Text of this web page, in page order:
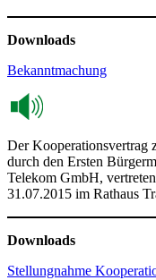
Downloads
Bekanntmachung
Der Kooperationsvertrag
durch den Ersten
Telekom GmbH,
31.07.2015 im Rathaus
Downloads
Stellungnahme